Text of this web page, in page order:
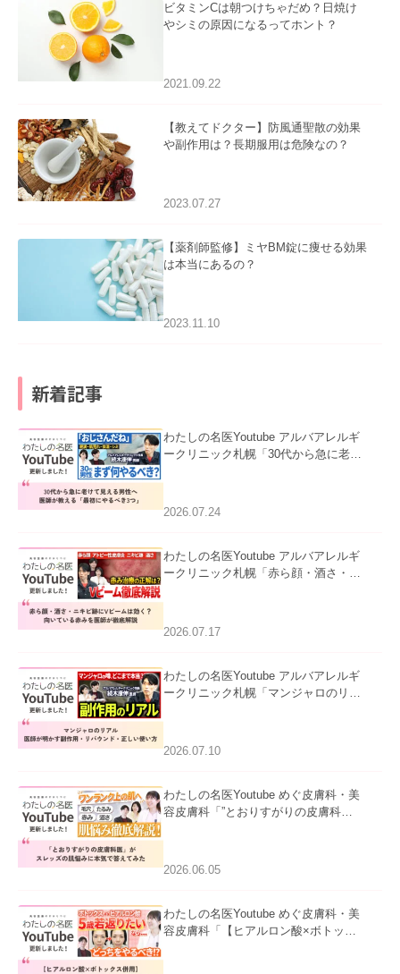
ビタミンCは朝つけちゃだめ？日焼け
やシミの原因になるってホント？
2021.09.22
【教えてドクター】防風通聖散の効果
や副作用は？長期服用は危険なの？
2023.07.27
【薬剤師監修】ミヤBM錠に痩せる効果
は本当にあるの？
2023.11.10
新着記事
わたしの名医Youtube アルバアレルギ
ークリニック札幌「30代から急に老け
た。
2026.07.24
わたしの名医Youtube アルバアレルギ
ークリニック札幌「赤ら顔・酒さ・ニ
ました。
2026.07.17
わたしの名医Youtube アルバアレルギ
ークリニック札幌「マンジャロのリア
た。
2026.07.10
わたしの名医Youtube めぐ皮膚科・美
容皮膚科「”とおりすがりの皮膚科
2026.06.05
わたしの名医Youtube めぐ皮膚科・美
容皮膚科「【ヒアルロン酸×ボトック